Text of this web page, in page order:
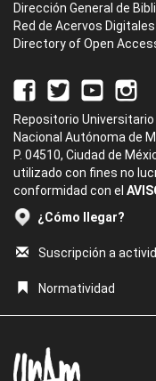
Dirección General de
Red de Acervos Digitales
Directory of Open
Repositorio Universitario
Nacional Autónoma de
P. 04510, Ciudad de
utilizado con fines no
conformidad con el
¿Cómo llegar?
Suscripción a
Normatividad